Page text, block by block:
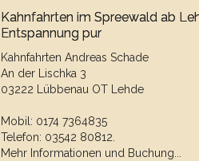
Kahnfahrten im Spreewald ab
Entspannung pur
Kahnfahrten Andreas Schade
An der Lischka 3
03222 Lübbenau OT Lehde
Mobil: 0174 7364835
Telefon: 03542 80812.
Mehr Informationen und Buchung...